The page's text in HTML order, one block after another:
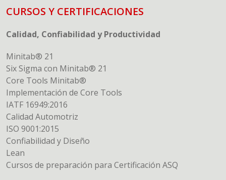
CURSOS Y CERTIFICACIONES
Calidad, Confiabilidad y Productividad
Minitab® 21
Six Sigma con Minitab® 21
Core Tools Minitab®
Implementación de Core Tools
IATF 16949:2016
Calidad Automotriz
ISO 9001:2015
Confiabilidad y Diseño
Lean
Cursos de preparación para Certificación ASQ